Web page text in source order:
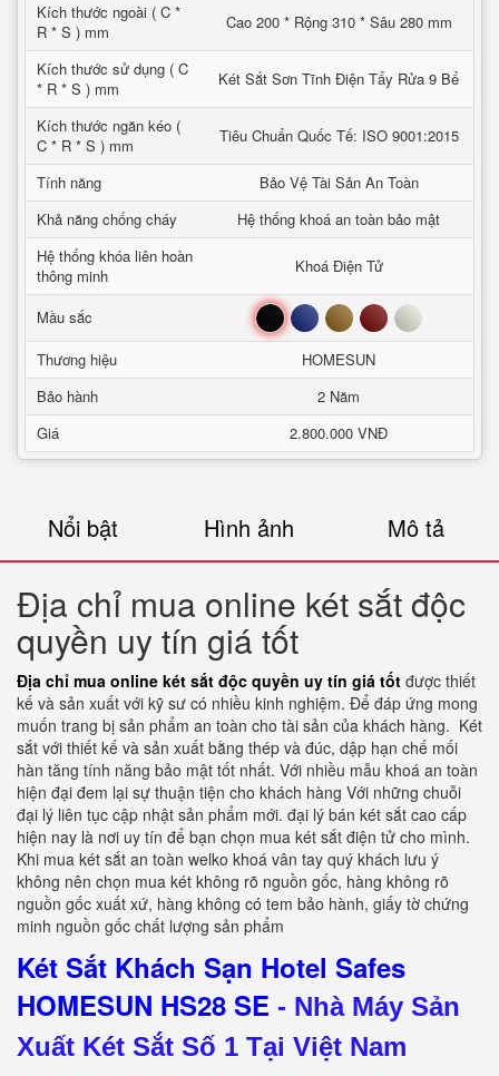
Kích thước ngoài ( C *
R * S ) mm
Cao 200 * Rộng 310 * Sâu 280 mm
Kích thước sử dụng ( C
* R * S ) mm
Két Sắt Sơn Tĩnh Điện Tẩy Rửa 9 Bể
Kích thước ngăn kéo (
C * R * S ) mm
Tiêu Chuẩn Quốc Tế: ISO 9001:2015
Tính năng
Bảo Vệ Tài Sản An Toàn
Khả năng chống cháy
Hệ thống khoá an toàn bảo mật
Hệ thống khóa liên hoàn
thông minh
Khoá Điện Tử
Mầu sắc Đen Xanh Nâu Đỏ Trắng
Thương hiệu
HOMESUN
Bảo hành
2 Năm
Giá
2.800.000 VNĐ
Nổi bật Hình ảnh Mô tả
Địa chỉ mua online két sắt độc
quyền uy tín giá tốt
Địa chỉ mua online két sắt độc quyền uy tín giá tốt được thiết
kế và sản xuất với kỹ sư có nhiều kinh nghiệm. Để đáp ứng mong
muốn trang bị sản phẩm an toàn cho tài sản của khách hàng. Két
sắt với thiết kế và sản xuất bằng thép và đúc, dập hạn chế mối
hàn tăng tính năng bảo mật tốt nhất. Với nhiều mẫu khoá an toàn
hiện đại đem lại sự thuận tiện cho khách hàng Với những chuỗi
đại lý liên tục cập nhật sản phẩm mới. đại lý bán két sắt cao cấp
hiện nay là nơi uy tín để bạn chọn mua két sắt điện tử cho mình.
Khi mua két sắt an toàn welko khoá vân tay quý khách lưu ý
không nên chọn mua két không rõ nguồn gốc, hàng không rõ
nguồn gốc xuất xứ, hàng không có tem bảo hành, giấy tờ chứng
minh nguồn gốc chất lượng sản phẩm
Két Sắt Khách Sạn Hotel Safes
HOMESUN HS28 SE - Nhà Máy Sản
Xuất Két Sắt Số 1 Tại Việt Nam